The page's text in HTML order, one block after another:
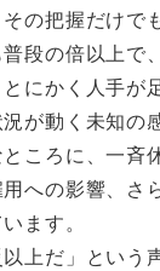
の把握だけで
段の倍以上で
にかく人手が
が動く未知の
ころに、一斉
への影響、さ
ます。
以上だ」という